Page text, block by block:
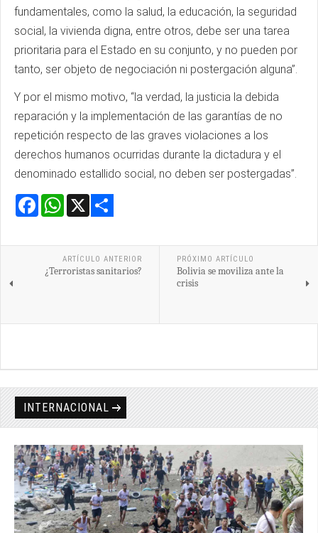
fundamentales, como la salud, la educación, la seguridad
social, la vivienda digna, entre otros, debe ser una tarea
prioritaria para el Estado en su conjunto, y no pueden por
tanto, ser objeto de negociación ni postergación alguna”.
Y por el mismo motivo, “la verdad, la justicia la debida
reparación y la implementación de las garantías de no
repetición respecto de las graves violaciones a los
derechos humanos ocurridas durante la dictadura y el
denominado estallido social, no deben ser postergadas”.
Facebook
WhatsApp
ARTÍCULO ANTERIOR
¿Terroristas sanitarios?
PRÓXIMO ARTÍCULO
Bolivia se moviliza ante la
crisis
INTERNACIONAL